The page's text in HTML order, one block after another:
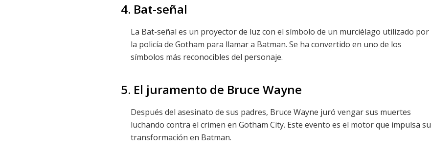
4. Bat-señal
La Bat-señal es un proyector de luz con el símbolo de un murciélago utilizado por
la policía de Gotham para llamar a Batman. Se ha convertido en uno de los
símbolos más reconocibles del personaje.
5. El juramento de Bruce Wayne
Después del asesinato de sus padres, Bruce Wayne juró vengar sus muertes
luchando contra el crimen en Gotham City. Este evento es el motor que impulsa su
transformación en Batman.